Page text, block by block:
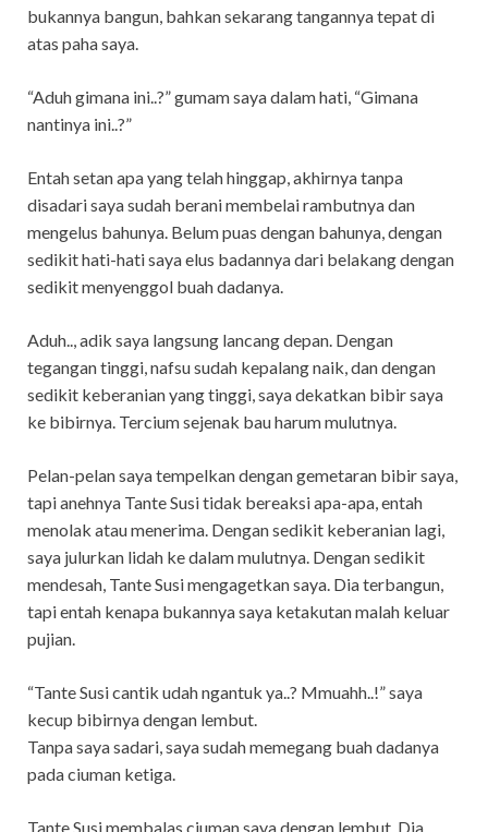
bukannya bangun, bahkan sekarang tangannya tepat di
atas paha saya.
“Aduh gimana ini..?” gumam saya dalam hati, “Gimana
nantinya ini..?”
Entah setan apa yang telah hinggap, akhirnya tanpa
disadari saya sudah berani membelai rambutnya dan
mengelus bahunya. Belum puas dengan bahunya, dengan
sedikit hati-hati saya elus badannya dari belakang dengan
sedikit menyenggol buah dadanya.
Aduh.., adik saya langsung lancang depan. Dengan
tegangan tinggi, nafsu sudah kepalang naik, dan dengan
sedikit keberanian yang tinggi, saya dekatkan bibir saya
ke bibirnya. Tercium sejenak bau harum mulutnya.
Pelan-pelan saya tempelkan dengan gemetaran bibir saya,
tapi anehnya Tante Susi tidak bereaksi apa-apa, entah
menolak atau menerima. Dengan sedikit keberanian lagi,
saya julurkan lidah ke dalam mulutnya. Dengan sedikit
mendesah, Tante Susi mengagetkan saya. Dia terbangun,
tapi entah kenapa bukannya saya ketakutan malah keluar
pujian.
“Tante Susi cantik udah ngantuk ya..? Mmuahh..!” saya
kecup bibirnya dengan lembut.
Tanpa saya sadari, saya sudah memegang buah dadanya
pada ciuman ketiga.
Tante Susi membalas ciuman saya dengan lembut. Dia